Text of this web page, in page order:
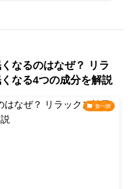
なるのはなぜ？ リラ
なる4つの成分を解説
食べ物